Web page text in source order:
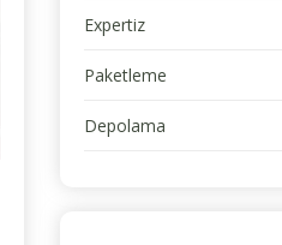
Expertiz
Paketleme
Depolama